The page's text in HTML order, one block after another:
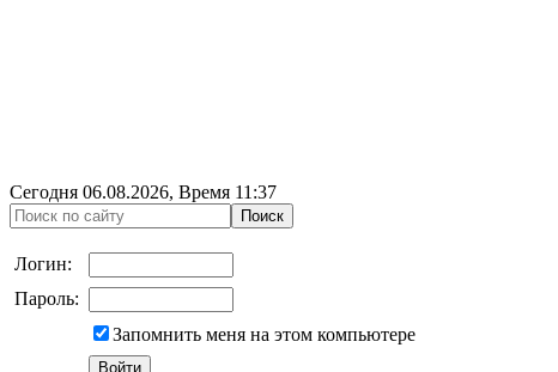
Сегодня 06.08.2026, Время 11:37
Логин:
Пароль:
Запомнить меня на этом компьютере